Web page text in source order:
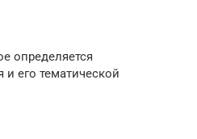
определяется
его тематической